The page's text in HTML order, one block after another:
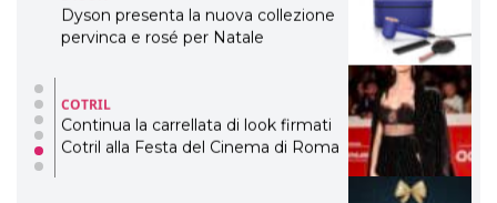
Dyson presenta la nuova collezione
pervinca e rosé per Natale
COTRIL
Continua la carrellata di look firmati
Cotril alla Festa del Cinema di Roma